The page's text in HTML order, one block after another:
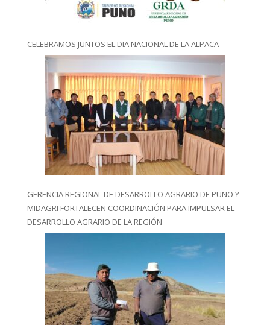
CELEBRAMOS JUNTOS EL DIA NACIONAL DE LA ALPACA
GERENCIA REGIONAL DE DESARROLLO AGRARIO DE PUNO Y
MIDAGRI FORTALECEN COORDINACIÓN PARA IMPULSAR EL
DESARROLLO AGRARIO DE LA REGIÓN